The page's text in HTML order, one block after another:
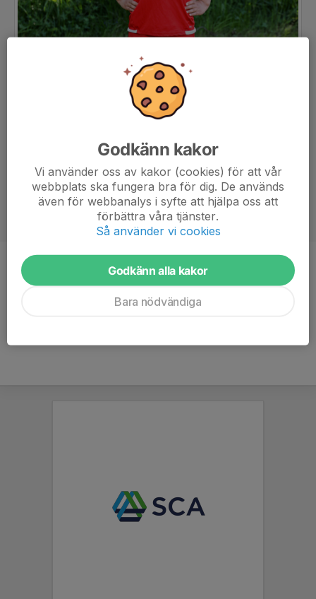
Position
-
Godkänn kakor
Vi använder oss av kakor (cookies) för att vår
webbplats ska fungera bra för dig. De används
även för webbanalys i syfte att hjälpa oss att
förbättra våra tjänster.
Så använder vi cookies
Godkänn alla kakor
Bara nödvändiga